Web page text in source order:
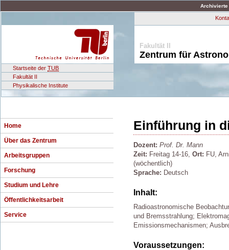
Archivierte
Startseite der TUB
Fakultät II
Physikalische Institute
Fakultät II
Zentrum für
Home
Über das Zentrum
Arbeitsgruppen
Forschung
Studium und Lehre
Öffentlichkeitsarbeit
Service
Einführung in
Dozent: Prof. Dr. Mann
Zeit: Freitag 14-16, Ort: FU,
(wöchentlich)
Sprache: Deutsch
Inhalt:
Radioastronomische
und Bremsstrahlung;
Emissionsmechanismen;
Voraussetzungen: